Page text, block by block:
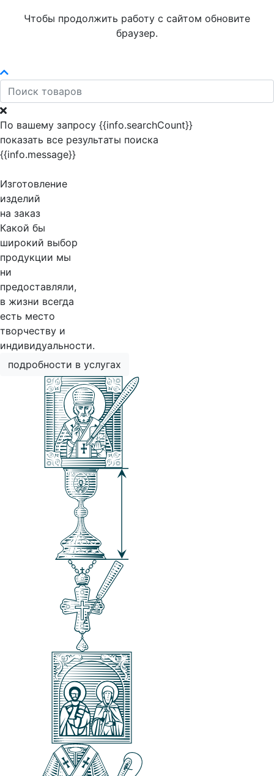
Чтобы продолжить работу с сайтом обновите
браузер.
По вашему запросу {{info.searchCount}}
показать все результаты поиска
{{info.message}}
Изготовление
изделий
на заказ
Какой бы
широкий выбор
продукции мы
ни
предоставляли,
в жизни всегда
есть место
творчеству и
индивидуальности.
подробности в услугах